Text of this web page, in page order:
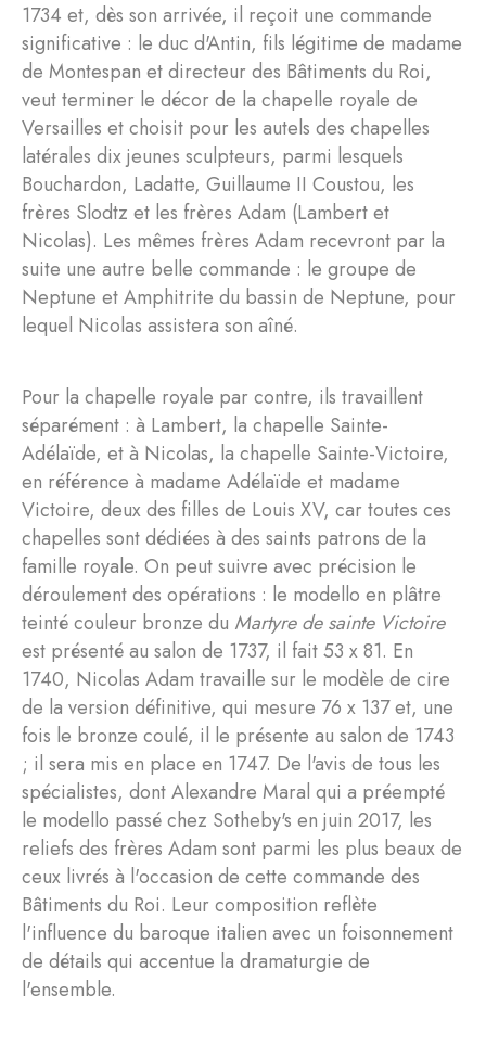
1734 et, dès son arrivée, il reçoit une commande
significative : le duc d'Antin, fils légitime de madame
de Montespan et directeur des Bâtiments du Roi,
veut terminer le décor de la chapelle royale de
Versailles et choisit pour les autels des chapelles
latérales dix jeunes sculpteurs, parmi lesquels
Bouchardon, Ladatte, Guillaume II Coustou, les
frères Slodtz et les frères Adam (Lambert et
Nicolas). Les mêmes frères Adam recevront par la
suite une autre belle commande : le groupe de
Neptune et Amphitrite du bassin de Neptune, pour
lequel Nicolas assistera son aîné.
Pour la chapelle royale par contre, ils travaillent
séparément : à Lambert, la chapelle Sainte-
Adélaïde, et à Nicolas, la chapelle Sainte-Victoire,
en référence à madame Adélaïde et madame
Victoire, deux des filles de Louis XV, car toutes ces
chapelles sont dédiées à des saints patrons de la
famille royale. On peut suivre avec précision le
déroulement des opérations : le modello en plâtre
teinté couleur bronze du Martyre de sainte Victoire
est présenté au salon de 1737, il fait 53 x 81. En
1740, Nicolas Adam travaille sur le modèle de cire
de la version définitive, qui mesure 76 x 137 et, une
fois le bronze coulé, il le présente au salon de 1743
; il sera mis en place en 1747. De l'avis de tous les
spécialistes, dont Alexandre Maral qui a préempté
le modello passé chez Sotheby's en juin 2017, les
reliefs des frères Adam sont parmi les plus beaux de
ceux livrés à l'occasion de cette commande des
Bâtiments du Roi. Leur composition reflète
l'influence du baroque italien avec un foisonnement
de détails qui accentue la dramaturgie de
l'ensemble.